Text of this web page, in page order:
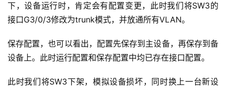
下，设备运行时，肯定会有配置变更，此时我们将SW3的
接口G3/0/3修改为trunk模式，并放通所有VLAN。
保存配置，也可以看出，配置先保存到主设备，再保存到备
设备上。此时运行配置和保存配置中均已存在接口配置。
此时我们将SW3下架，模拟设备损坏，同时换上一台新设